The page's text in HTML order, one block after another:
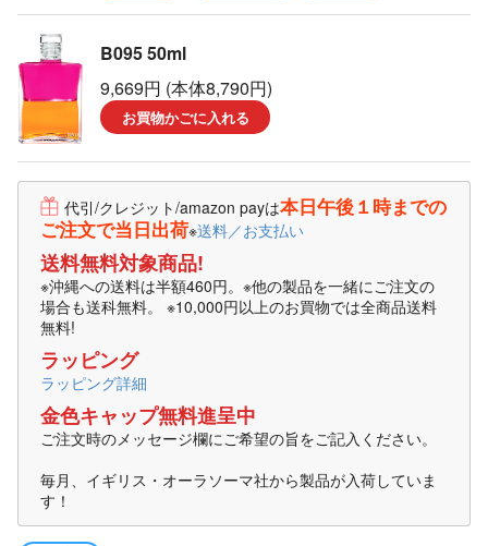
B095 50ml
9,669円 (本体8,790円)
お買物かごに入れる
代引/クレジット/amazon payは本日午後１時までの
ご注文で当日出荷※送料／お支払い
送料無料対象商品!
※沖縄への送料は半額460円。※他の製品を一緒にご注文の
場合も送科無料。 ※10,000円以上のお買物では全商品送料
無料!
ラッピング
ラッピング詳細
金色キャップ無料進呈中
ご注文時のメッセージ欄にご希望の旨をご記入ください。
毎月、イギリス・オーラソーマ社から製品が入荷していま
す！